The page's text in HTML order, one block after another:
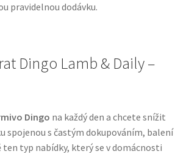
pro psy — Italské holistic krmivo
pelíšky
pravidelnou dodávku.
Dingo Lamb & Daily –
Dingo na každý den a chcete snížit
spojenou s častým dokupováním, balení
typ nabídky, který se v domácnosti